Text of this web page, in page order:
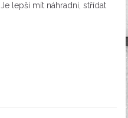
Je lepší mít náhradní, střídat